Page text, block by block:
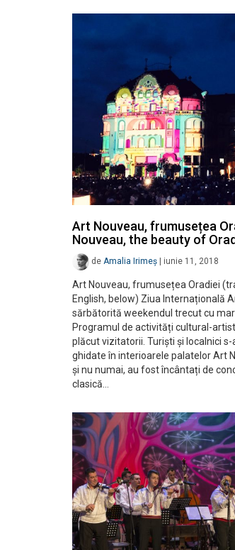
Art Nouveau, frumusețea
Nouveau, the beauty of
de Amalia Irimeș iunie 11, 2018
Art Nouveau, frumusețea Oradiei
English, below) Ziua Internațională
sărbătorită weekendul trecut cu
Programul de activități cultural-
plăcut vizitatorii. Turiști și localnici
ghidate în interioarele palatelor Art
și nu numai, au fost încântați de
clasică…